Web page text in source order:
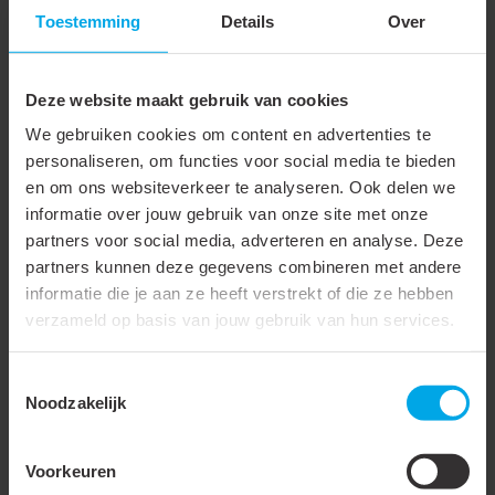
Toestemming Details Over
Deze website maakt gebruik van cookies
We gebruiken cookies om content en advertenties te
personaliseren, om functies voor social media te bieden
en om ons websiteverkeer te analyseren. Ook delen we
informatie over jouw gebruik van onze site met onze
partners voor social media, adverteren en analyse. Deze
partners kunnen deze gegevens combineren met andere
informatie die je aan ze heeft verstrekt of die ze hebben
verzameld op basis van jouw gebruik van hun services.
Noodzakelijk
Voorkeuren
temperaturen (tot 650 °C)
Geschikt voor ronde
geleider
Geschikt voor vlakke
geleider
Oppervlaktebescherming
Vertind
Isolatie
Geen
Spanningsreeks
Tot 600 V
Verbindingswijze